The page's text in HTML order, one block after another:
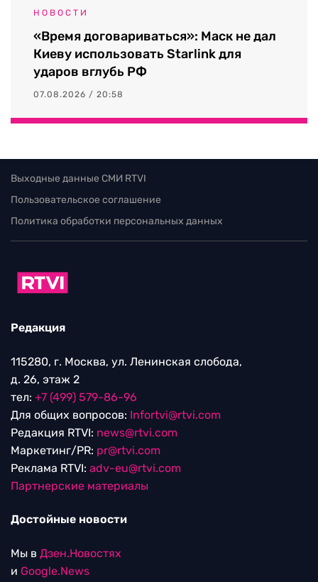
НОВОСТИ
«Время договариваться»: Маск не дал
Киеву использовать Starlink для
ударов вглубь РФ
07.08.2026 / 20:58
Выходные данные СМИ RTVI
Пользовательское соглашение
Политика обработки персональных данных
Редакция
115280, г. Москва, ул. Ленинская слобода,
д. 26, этаж 2
тел: +7 (499) 579-86-96
Для общих вопросов: Infortvi@rtvi.com
Редакция RTVI: news@rtvi.com
Маркетинг/PR: pr@rtvi.com
Реклама RTVI: adv-eu@rtvi.com
Партнерские материалы
Достойные новости
Мы в Дзен.Новостях
и Google.News